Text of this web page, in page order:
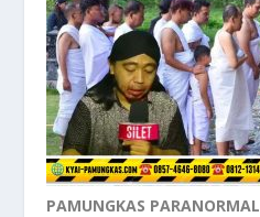
PAMUNGKAS PARANORMAL